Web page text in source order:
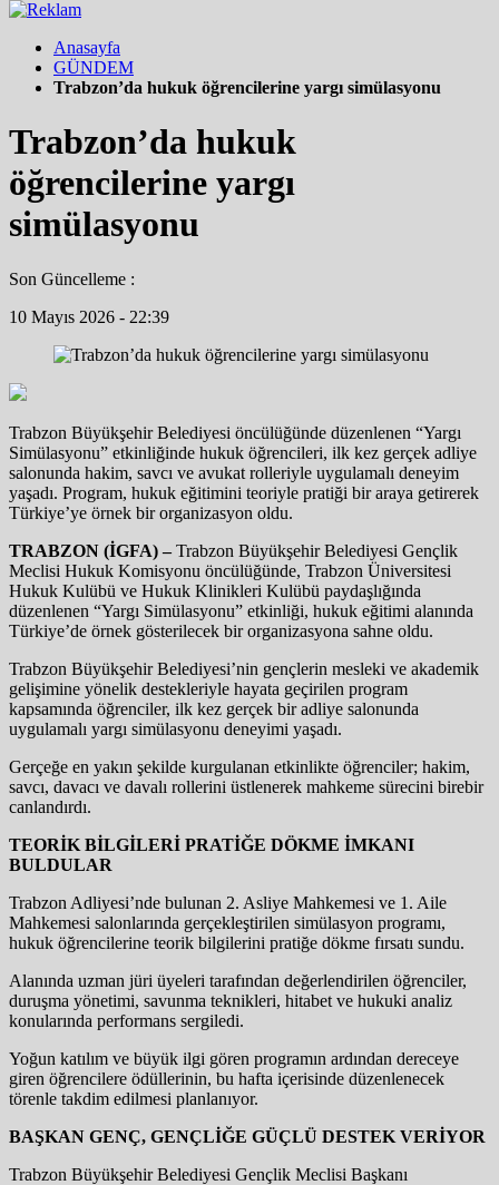
Anasayfa
GÜNDEM
Trabzon’da hukuk öğrencilerine yargı simülasyonu
Trabzon’da hukuk
öğrencilerine yargı
simülasyonu
Son Güncelleme :
10 Mayıs 2026 - 22:39
Trabzon Büyükşehir Belediyesi öncülüğünde düzenlenen “Yargı
Simülasyonu” etkinliğinde hukuk öğrencileri, ilk kez gerçek adliye
salonunda hakim, savcı ve avukat rolleriyle uygulamalı deneyim
yaşadı. Program, hukuk eğitimini teoriyle pratiği bir araya getirerek
Türkiye’ye örnek bir organizasyon oldu.
TRABZON (İGFA) –Trabzon Büyükşehir Belediyesi Gençlik
Meclisi Hukuk Komisyonu öncülüğünde, Trabzon Üniversitesi
Hukuk Kulübü ve Hukuk Klinikleri Kulübü paydaşlığında
düzenlenen “Yargı Simülasyonu” etkinliği, hukuk eğitimi alanında
Türkiye’de örnek gösterilecek bir organizasyona sahne oldu.
Trabzon Büyükşehir Belediyesi’nin gençlerin mesleki ve akademik
gelişimine yönelik destekleriyle hayata geçirilen program
kapsamında öğrenciler, ilk kez gerçek bir adliye salonunda
uygulamalı yargı simülasyonu deneyimi yaşadı.
Gerçeğe en yakın şekilde kurgulanan etkinlikte öğrenciler; hakim,
savcı, davacı ve davalı rollerini üstlenerek mahkeme sürecini birebir
canlandırdı.
TEORİK BİLGİLERİ PRATİĞE DÖKME İMKANI
BULDULAR
Trabzon Adliyesi’nde bulunan 2. Asliye Mahkemesi ve 1. Aile
Mahkemesi salonlarında gerçekleştirilen simülasyon programı,
hukuk öğrencilerine teorik bilgilerini pratiğe dökme fırsatı sundu.
Alanında uzman jüri üyeleri tarafından değerlendirilen öğrenciler,
duruşma yönetimi, savunma teknikleri, hitabet ve hukuki analiz
konularında performans sergiledi.
Yoğun katılım ve büyük ilgi gören programın ardından dereceye
giren öğrencilere ödüllerinin, bu hafta içerisinde düzenlenecek
törenle takdim edilmesi planlanıyor.
BAŞKAN GENÇ, GENÇLİĞE GÜÇLÜ DESTEK VERİYOR
Trabzon Büyükşehir Belediyesi Gençlik Meclisi Başkanı